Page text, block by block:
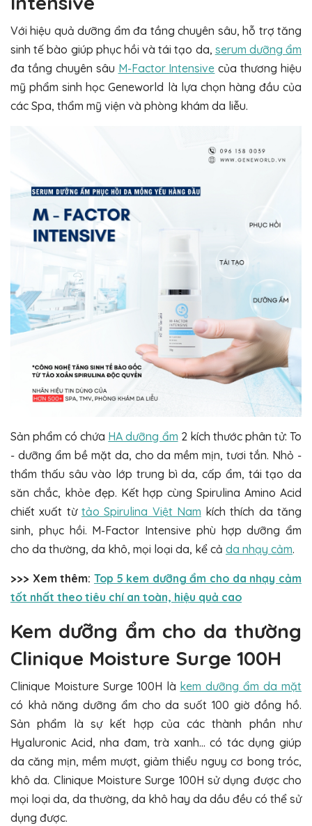
Với hiệu quả dưỡng ẩm đa tầng chuyên sâu, hỗ trợ tăng
sinh tế bào giúp phục hồi và tái tạo da, serum dưỡng ẩm
đa tầng chuyên sâu M-Factor Intensive của thương hiệu
mỹ phẩm sinh học Geneworld là lựa chọn hàng đầu của
các Spa, thẩm mỹ viện và phòng khám da liễu.
Sản phẩm có chứa HA dưỡng ẩm 2 kích thước phân tử: To
- dưỡng ẩm bề mặt da, cho da mềm mịn, tươi tắn. Nhỏ -
thẩm thấu sâu vào lớp trung bì da, cấp ẩm, tái tạo da
săn chắc, khỏe đẹp. Kết hợp cùng Spirulina Amino Acid
chiết xuất từ tảo Spirulina Việt Nam kích thích da tăng
sinh, phục hồi. M-Factor Intensive phù hợp dưỡng ẩm
cho da thường, da khô, mọi loại da, kể cả da nhạy cảm.
>>> Xem thêm: Top 5 kem dưỡng ẩm cho da nhạy cảm
tốt nhất theo tiêu chí an toàn, hiệu quả cao
Kem dưỡng ẩm cho da thường
Clinique Moisture Surge 100H
Clinique Moisture Surge 100H là kem dưỡng ẩm da mặt
có khả năng dưỡng ẩm cho da suốt 100 giờ đồng hồ.
Sản phẩm là sự kết hợp của các thành phần như
Hyaluronic Acid, nha đam, trà xanh… có tác dụng giúp
da căng mịn, mềm mượt, giảm thiểu nguy cơ bong tróc,
khô da. Clinique Moisture Surge 100H sử dụng được cho
mọi loại da, da thường, da khô hay da dầu đều có thể sử
dụng được.